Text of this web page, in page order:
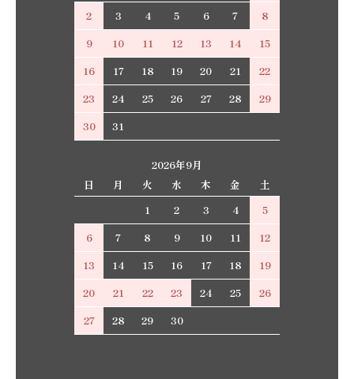
2
3 4 5 6 7
8
9
10 11 12 13 14
15
16
17 18 19 20 21
22
23
24 25 26 27 28
29
30
31
2026年9月
日
月 火 水 木 金
土
1
2 3 4
5
6
7 8 9 10 11
12
13
14 15 16 17 18
19
20
21 22 23 24 25
26
27
28 29 30